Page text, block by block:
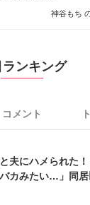
神谷もち
ランキング
コメント
夫にハメられた
カみたい…」同
第5話まんが】